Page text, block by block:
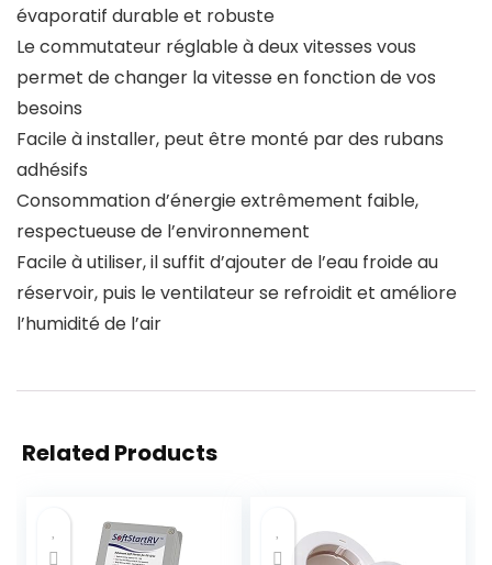
évaporatif durable et robuste
Le commutateur réglable à deux vitesses vous
permet de changer la vitesse en fonction de vos
besoins
Facile à installer, peut être monté par des rubans
adhésifs
Consommation d’énergie extrêmement faible,
respectueuse de l’environnement
Facile à utiliser, il suffit d’ajouter de l’eau froide au
réservoir, puis le ventilateur se refroidit et améliore
l’humidité de l’air
Related Products